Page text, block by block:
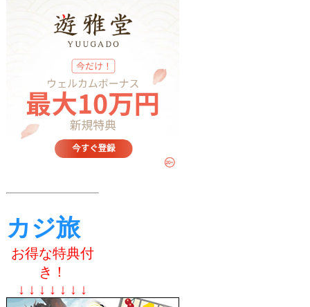
カジ旅
お得な特典付
き！
↓ ↓ ↓ ↓ ↓ ↓ ↓